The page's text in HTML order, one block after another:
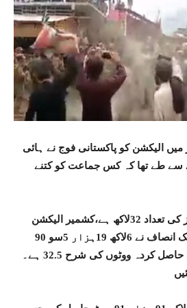
الیکشن کو پاکستانی فوج نے ہائی
سے طے تھا کہ کس جماعت کو کتنے
کشمیر میں رجسٹرڈ ووٹرز کی تعداد 32لاکھ ہے،کشمیر الیکشن
میں دھاندلی کیساتھ تحریک انصاف نے 6لاکھ 19ہزار 5سو 90
ووٹ حاصل کیے۔جس کی حاصل کردہ ووٹوں کی شرح 32.5 ہے۔